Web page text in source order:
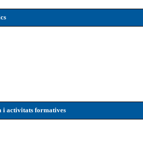
i activitats formatives